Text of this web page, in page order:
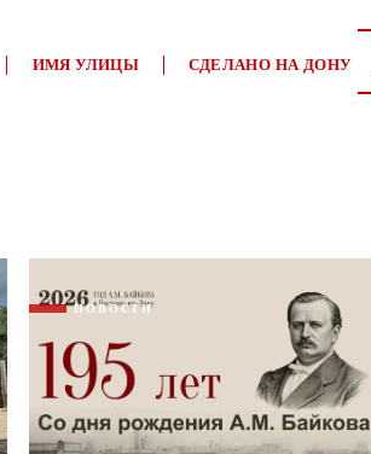
ИМЯ УЛИЦЫ СДЕЛАНО НА ДОНУ
НОВОСТИ
и защиты информации*
и защиты информации*